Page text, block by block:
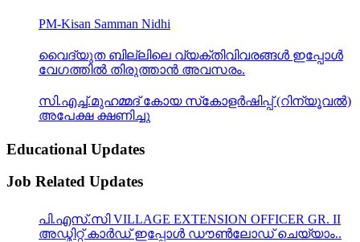
PM-Kisan Samman Nidhi
വൈദ്യുത ബില്ലിലെ വ്യക്തിവിവരങ്ങൾ ഇപ്പോൾ
വേഗത്തിൽ തിരുത്താൻ അവസരം.
സി.എച്ച്.മുഹമ്മദ് കോയ സ്‌കോളർഷിപ്പ് (റിന്യൂവൽ)
അപേക്ഷ ക്ഷണിച്ചു
Educational Updates
Job Related Updates
പി.എസ്.സി VILLAGE EXTENSION OFFICER GR. II
അഡ്മിറ്റ് കാർഡ് ഇപ്പോൾ ഡൗൺലോഡ് ചെയ്യാം..